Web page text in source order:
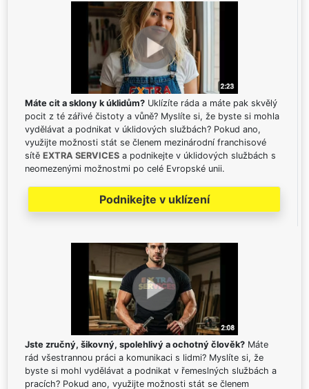
Máte cit a sklony k úklidům? Uklízíte ráda a máte pak skvělý
pocit z té zářivé čistoty a vůně? Myslíte si, že byste si mohla
vydělávat a podnikat v úklidových službách? Pokud ano,
využijte možnosti stát se členem mezinárodní franchisové
sítě EXTRA SERVICES a podnikejte v úklidových službách s
neomezenými možnostmi po celé Evropské unii.
Podnikejte v uklízení
Jste zručný, šikovný, spolehlivý a ochotný člověk? Máte
rád všestrannou práci a komunikaci s lidmi? Myslíte si, že
byste si mohl vydělávat a podnikat v řemeslných službách a
pracích? Pokud ano, využijte možnosti stát se členem